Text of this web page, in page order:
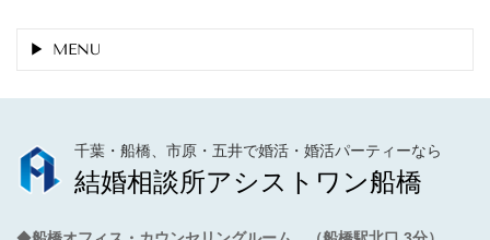
MENU
千葉・船橋、市原・五井で婚活・婚活パーティーなら
結婚相談所アシストワン船橋